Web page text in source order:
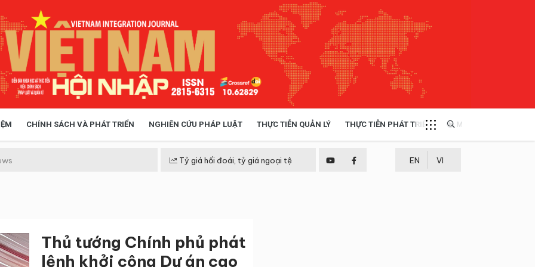
CHÍNH SÁCH VÀ PHÁT TRIỂN NGHIÊN CỨU PHÁP LUẬT THỰC TIỄN QUẢN LÝ THỰC TIỄN PHÁT TRIỂN MULTIMEDIA
Tỷ giá hối đoái, tỷ giá ngoại tệ EN VI
Thủ tướng Chính phủ phát
lệnh khởi công Dự án cao